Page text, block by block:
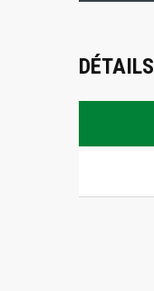
DÉTAILS